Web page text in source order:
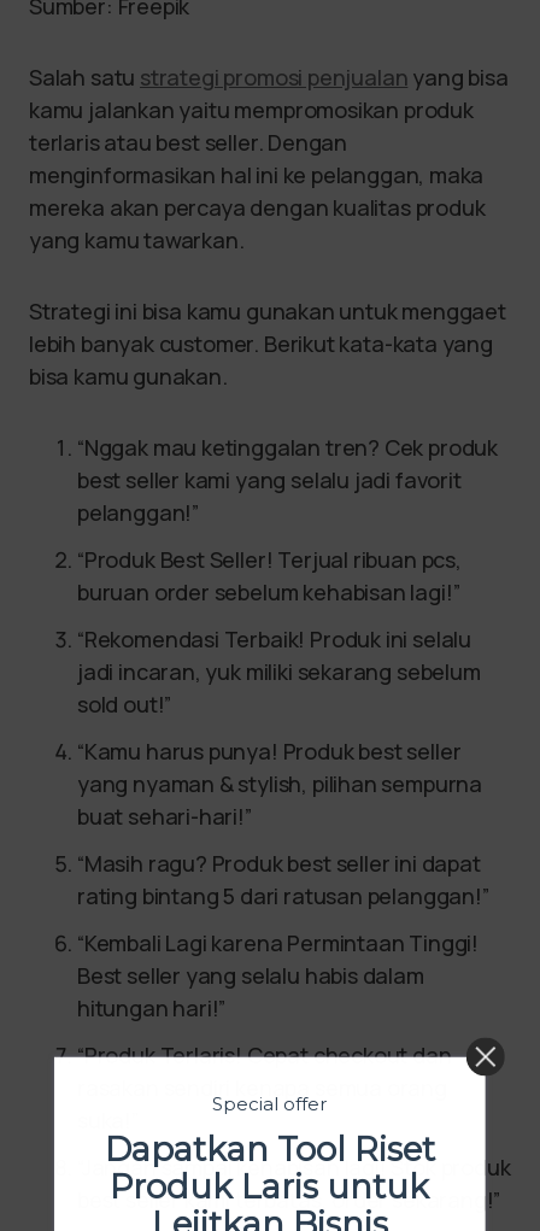
Sumber: Freepik
Salah satu strategi promosi penjualan yang bisa
kamu jalankan yaitu mempromosikan produk
terlaris atau best seller. Dengan
menginformasikan hal ini ke pelanggan, maka
mereka akan percaya dengan kualitas produk
yang kamu tawarkan.
Strategi ini bisa kamu gunakan untuk menggaet
lebih banyak customer. Berikut kata-kata yang
bisa kamu gunakan.
“Nggak mau ketinggalan tren? Cek produk
best seller kami yang selalu jadi favorit
pelanggan!”
“Produk Best Seller! Terjual ribuan pcs,
buruan order sebelum kehabisan lagi!”
“Rekomendasi Terbaik! Produk ini selalu
jadi incaran, yuk miliki sekarang sebelum
sold out!”
“Kamu harus punya! Produk best seller
yang nyaman & stylish, pilihan sempurna
buat sehari-hari!”
“Masih ragu? Produk best seller ini dapat
rating bintang 5 dari ratusan pelanggan!”
“Kembali Lagi karena Permintaan Tinggi!
Best seller yang selalu habis dalam
hitungan hari!”
“Produk Terlaris! Cepat checkout dan
“Jangan sampai kehabisan lagi! Stok produk
best seller kami terbatas, order sekarang!”
Special offer
Dapatkan Tool Riset
Produk Laris untuk